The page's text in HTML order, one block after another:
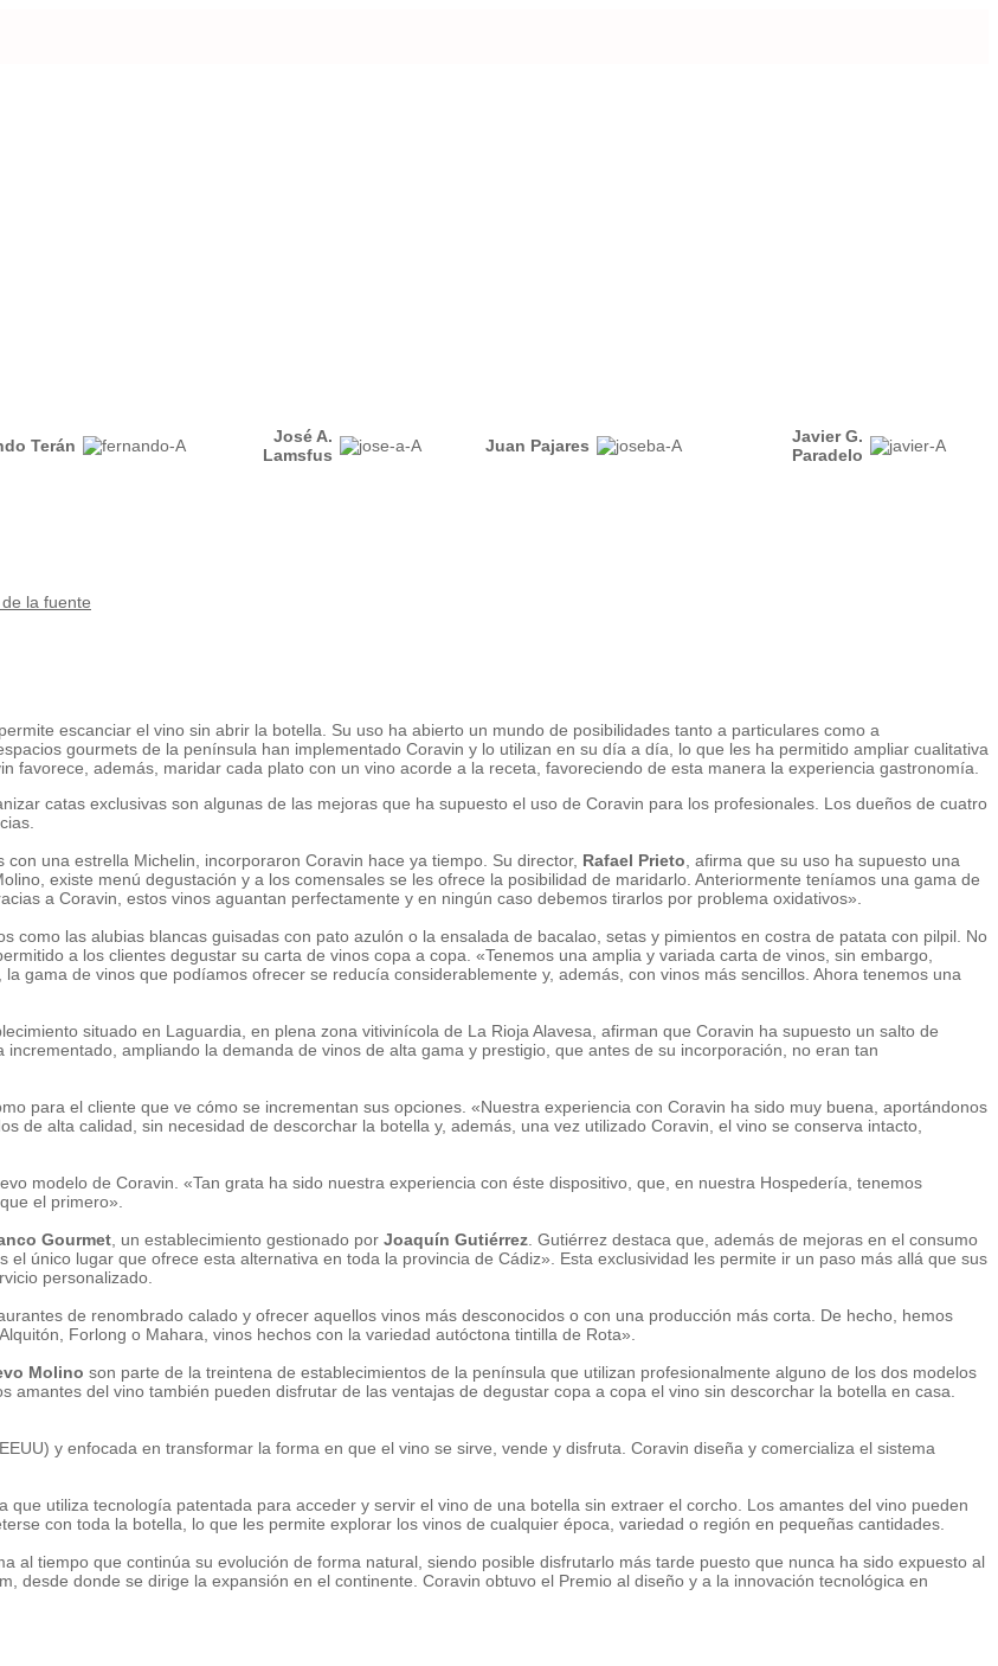
Terán
José A.
Lamsfus
Juan Pajares
Javier G.
Paradelo
la fuente
escanciar el vino sin abrir la botella. Su uso ha abierto un mundo de posibilidades tanto a particulares como a
gourmets de la península han implementado Coravin y lo utilizan en su día a día, lo que les ha permitido ampliar cualitativa
favorece, además, maridar cada plato con un vino acorde a la receta, favoreciendo de esta manera la experiencia gastronomía.
catas exclusivas son algunas de las mejoras que ha supuesto el uso de Coravin para los profesionales. Los dueños de cuatro
con una estrella Michelin, incorporaron Coravin hace ya tiempo. Su director, Rafael Prieto , afirma que su uso ha supuesto una
existe menú degustación y a los comensales se les ofrece la posibilidad de maridarlo. Anteriormente teníamos una gama de
a Coravin, estos vinos aguantan perfectamente y en ningún caso debemos tirarlos por problema oxidativos».
como las alubias blancas guisadas con pato azulón o la ensalada de bacalao, setas y pimientos en costra de patata con pilpil. No
a los clientes degustar su carta de vinos copa a copa. «Tenemos una amplia y variada carta de vinos, sin embargo,
gama de vinos que podíamos ofrecer se reducía considerablemente y, además, con vinos más sencillos. Ahora tenemos una
situado en Laguardia, en plena zona vitivinícola de La Rioja Alavesa, afirman que Coravin ha supuesto un salto de
ampliando la demanda de vinos de alta gama y prestigio, que antes de su incorporación, no eran tan
para el cliente que ve cómo se incrementan sus opciones. «Nuestra experiencia con Coravin ha sido muy buena, aportándonos
de alta calidad, sin necesidad de descorchar la botella y, además, una vez utilizado Coravin, el vino se conserva intacto,
modelo de Coravin. «Tan grata ha sido nuestra experiencia con éste dispositivo, que, en nuestra Hospedería, tenemos
el primero».
Gourmet , un establecimiento gestionado por Joaquín Gutiérrez . Gutiérrez destaca que, además de mejoras en el consumo
único lugar que ofrece esta alternativa en toda la provincia de Cádiz». Esta exclusividad les permite ir un paso más allá que sus
personalizado.
de renombrado calado y ofrecer aquellos vinos más desconocidos o con una producción más corta. De hecho, hemos
Forlong o Mahara, vinos hechos con la variedad autóctona tintilla de Rota».
Molino son parte de la treintena de establecimientos de la península que utilizan profesionalmente alguno de los dos modelos
del vino también pueden disfrutar de las ventajas de degustar copa a copa el vino sin descorchar la botella en casa.
y enfocada en transformar la forma en que el vino se sirve, vende y disfruta. Coravin diseña y comercializa el sistema
utiliza tecnología patentada para acceder y servir el vino de una botella sin extraer el corcho. Los amantes del vino pueden
con toda la botella, lo que les permite explorar los vinos de cualquier época, variedad o región en pequeñas cantidades.
al tiempo que continúa su evolución de forma natural, siendo posible disfrutarlo más tarde puesto que nunca ha sido expuesto al
desde donde se dirige la expansión en el continente. Coravin obtuvo el Premio al diseño y a la innovación tecnológica en